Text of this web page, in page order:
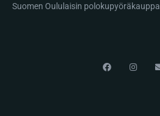
Suomen Oululaisin polokupyöräkauppa